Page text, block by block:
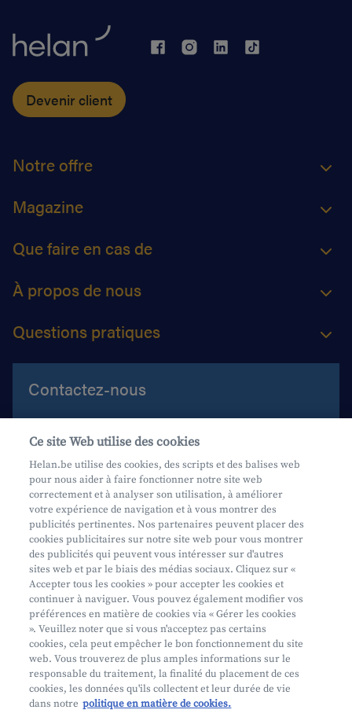
Devenir client
Notre offre
Magazine
Que faire en cas de
À propos de nous
Questions pratiques
Contactez-nous
Aide et contact
Prenez rendez-vous
Où nous trouver
Phishing
Mifid
Privacy
Info juridique
Soumis au contrôle de l'OCM
Ce site Web utilise des cookies
Helan.be utilise des cookies, des scripts et des balises web
pour nous aider à faire fonctionner notre site web
correctement et à analyser son utilisation, à améliorer
votre expérience de navigation et à vous montrer des
publicités pertinentes. Nos partenaires peuvent placer des
cookies publicitaires sur notre site web pour vous montrer
des publicités qui peuvent vous intéresser sur d'autres
sites web et par le biais des médias sociaux. Cliquez sur «
Accepter tous les cookies » pour accepter les cookies et
continuer à naviguer. Vous pouvez également modifier vos
préférences en matière de cookies via « Gérer les cookies
». Veuillez noter que si vous n'acceptez pas certains
cookies, cela peut empêcher le bon fonctionnement du site
web. Vous trouverez de plus amples informations sur le
responsable du traitement, la finalité du placement de ces
cookies, les données qu'ils collectent et leur durée de vie
dans notre politique en matière de cookies.